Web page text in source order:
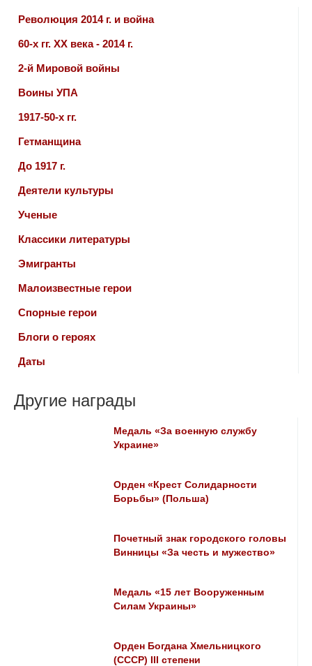
Революция 2014 г. и война
60-х гг. ХХ века - 2014 г.
2-й Мировой войны
Воины УПА
1917-50-х гг.
Гетманщина
До 1917 г.
Деятели культуры
Ученые
Классики литературы
Эмигранты
Малоизвестные герои
Спорные герои
Блоги о героях
Даты
Другие награды
Медаль «За военную службу
Украине»
Орден «Крест Солидарности
Борьбы» (Польша)
Почетный знак городского головы
Винницы «За честь и мужество»
Медаль «15 лет Вооруженным
Силам Украины»
Орден Богдана Хмельницкого
(СССР) III степени